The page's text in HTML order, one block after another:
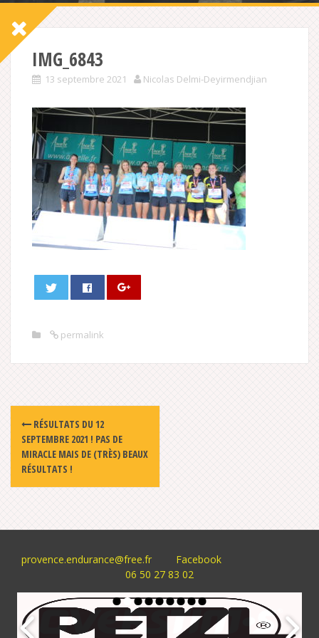
IMG_6843
13 septembre 2021 Nicolas Delmi-Deyirmendjian
permalink
Post
navigation
RÉSULTATS DU 12
SEPTEMBRE 2021 ! PAS DE
MIRACLE MAIS DE (TRÈS) BEAUX
RÉSULTATS !
provence.endurance@free.fr
Facebook
06 50 27 83 02